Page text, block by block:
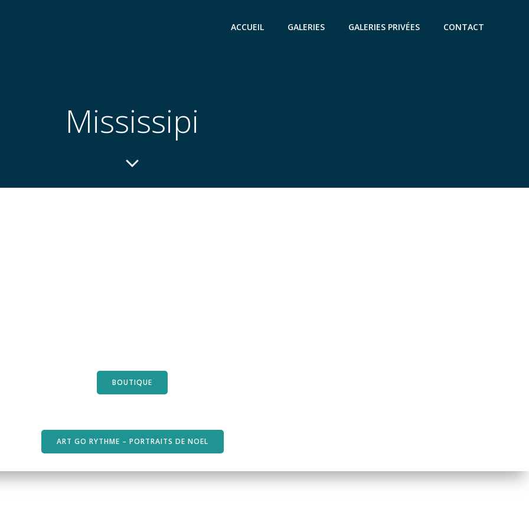
ACCUEIL GALERIES GALERIES PRIVÉES CONTACT
Mississipi
BOUTIQUE
ART GO RYTHME – PORTRAITS DE NOEL